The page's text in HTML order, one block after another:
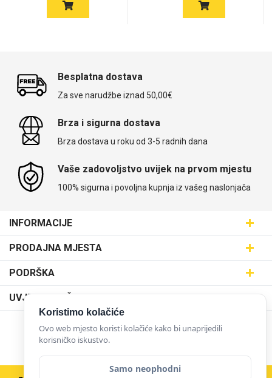
Besplatna dostava
Za sve narudžbe iznad 50,00€
Brza i sigurna dostava
Brza dostava u roku od 3-5 radnih dana
Vaše zadovoljstvo uvijek na prvom mjestu
100% sigurna i povoljna kupnja iz vašeg naslonjača
INFORMACIJE
SVIJET MASKICA d.o.o.
Aleja javora 13, 10000 Zagreb
PRODAJNA MJESTA
Poslovnica Trešnjevka
Poslovnica Kvatrić
Poslovnica Velika Gorica
Poslovnica Karlovac
Poslovnica Ilica
PODRŠKA
Dostava
O nama
Karijera u maskice.hr
UVJETI KORIŠTENJA
Klub vjernosti
Obrazac za jednostrani raskid ugovora
Uvjeti korištenja
Pravne napomene
NAČINI PLAĆANJA
Koristimo kolačiće
Ovo web mjesto koristi kolačiće kako bi unaprijedili
korisničko iskustvo.
Samo neophodni